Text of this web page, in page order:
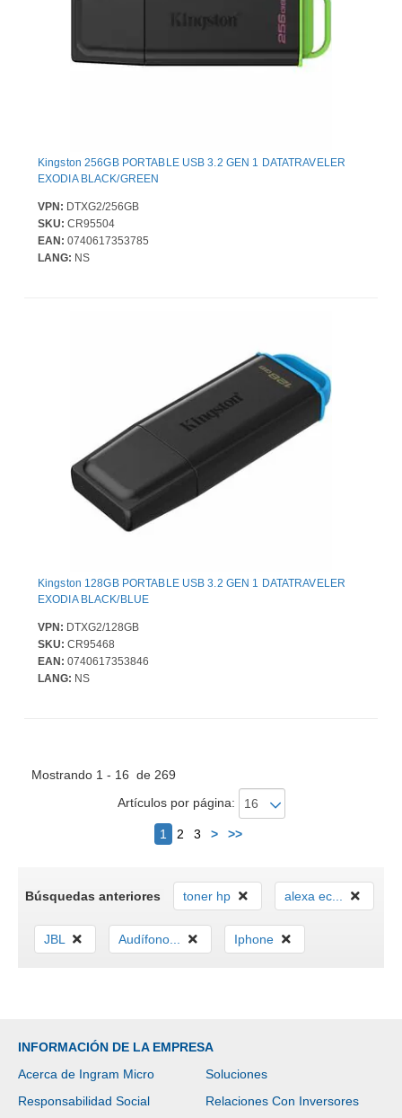
Kingston 256GB PORTABLE USB 3.2 GEN 1 DATATRAVELER
EXODIA BLACK/GREEN
VPN: DTXG2/256GB
SKU: CR95504
EAN: 0740617353785
LANG: NS
Kingston 128GB PORTABLE USB 3.2 GEN 1 DATATRAVELER
EXODIA BLACK/BLUE
VPN: DTXG2/128GB
SKU: CR95468
EAN: 0740617353846
LANG: NS
Mostrando 1 - 16 de 269
Artículos por página:
1 2 3 > >>Siguiente
Búsquedas anteriores toner hp alexa ec...
JBL Audífono... Iphone
INFORMACIÓN DE LA EMPRESA
Acerca de Ingram Micro
Soluciones
Responsabilidad Social
Relaciones Con Inversores